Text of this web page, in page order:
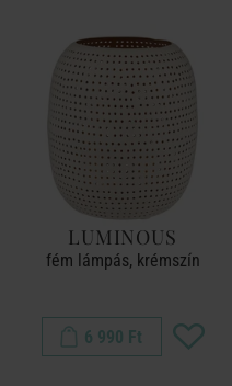
LUMINOUS
fém lámpás, krémszín
6 990 Ft